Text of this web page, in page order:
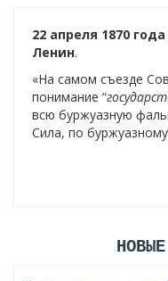
22 апреля 1870 года
Ленин.
«На самом съезде
понимание “
всю буржуазную
Сила, по